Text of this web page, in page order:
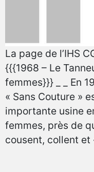
La page de l’IHS
{{{1968 – Le
femmes}}} _ _ En
« Sans Couture »
importante usine
femmes, près de
cousent, collent et